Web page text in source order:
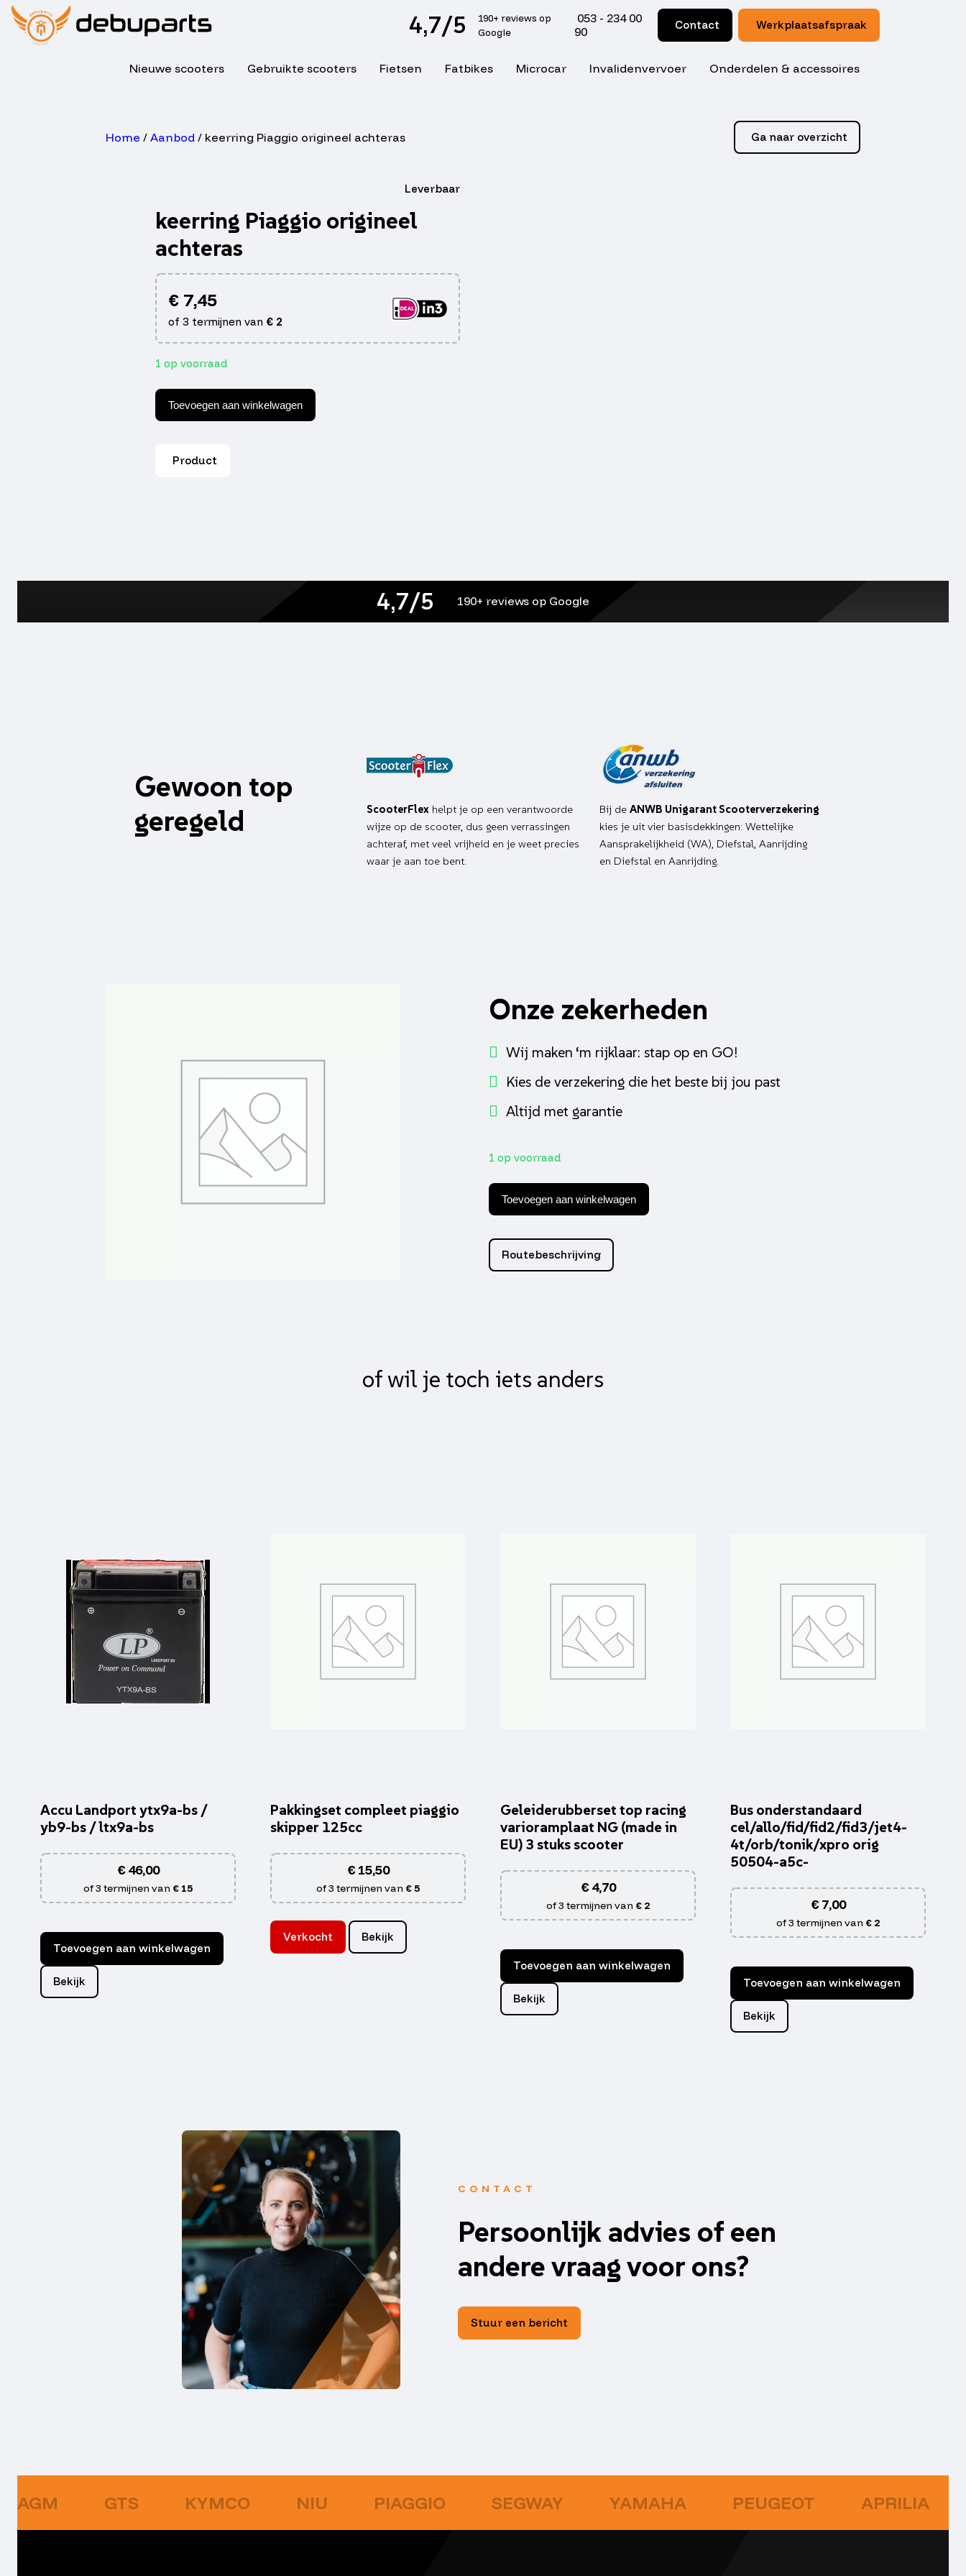
4,7/5
190+ reviews op
Google
053 - 234 00
90
Contact Werkplaatsafspraak
Nieuwe scooters Gebruikte scooters Fietsen Fatbikes Microcar Invalidenvervoer Onderdelen & accessoires
Home / Aanbod/ keerring Piaggio origineel achteras Ga naar overzicht
Leverbaar
keerring Piaggio origineel
achteras
€7,45
of 3 termijnen van €2
1 op voorraad
Piaggio
origineel
achteras
Toevoegen aan winkelwagen
Product
4,7/5 190+ reviews op Google
Gewoon top
geregeld
ScooterFlex helpt je op een verantwoorde
wijze op de scooter, dus geen verrassingen
achteraf, met veel vrijheid en je weet precies
waar je aan toe bent.
Bij de ANWB Unigarant Scooterverzekering
kies je uit vier basisdekkingen: Wettelijke
Aansprakelijkheid (WA), Diefstal, Aanrijding
en Diefstal en Aanrijding.
Onze zekerheden
Wij maken ‘m rijklaar: stap op en GO!
Kies de verzekering die het beste bij jou past
Altijd met garantie
1 op voorraad
Piaggio
origineel
achteras
Toevoegen aan winkelwagen
Routebeschrijving
of wil je toch iets anders
Accu Landport ytx9a-bs /
yb9-bs / ltx9a-bs
€46,00
of 3 termijnen van € 15
Toevoegen aan winkelwagen
Bekijk
Pakkingset compleet piaggio
skipper 125cc
€15,50
of 3 termijnen van € 5
Verkocht Bekijk
Geleiderubberset top racing
varioramplaat NG (made in
EU) 3 stuks scooter
€4,70
of 3 termijnen van € 2
Toevoegen aan winkelwagen
Bekijk
Bus onderstandaard
cel/allo/fid/fid2/fid3/jet4-
4t/orb/tonik/xpro orig
50504-a5c-
€7,00
of 3 termijnen van € 2
Toevoegen aan winkelwagen
Bekijk
CONTACT
Persoonlijk advies of een
andere vraag voor ons?
Stuur een bericht
AGM GTS KYMCO NIU PIAGGIO SEGWAY YAMAHA PEUGEOT APRILIA